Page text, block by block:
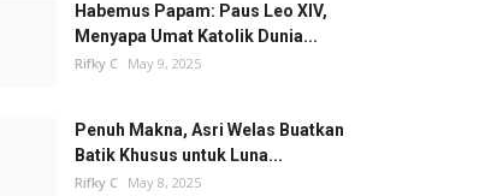
Habemus Papam: Paus Leo XIV,
Menyapa Umat Katolik Dunia...
Rifky C May 9, 2025
Penuh Makna, Asri Welas Buatkan
Batik Khusus untuk Luna...
Rifky C May 8, 2025